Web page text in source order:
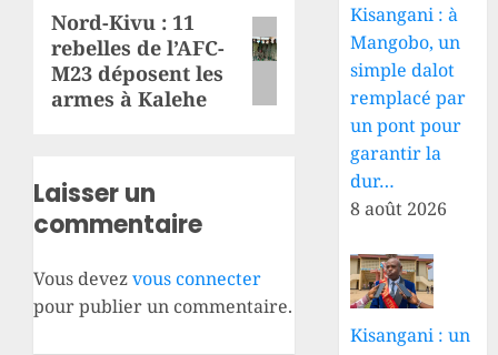
Article
suivant:
Nord-Kivu : 11
rebelles de l’AFC-
M23 déposent les
armes à Kalehe
Laisser un
commentaire
Vous devezvous connecter
pour publier un commentaire.
Kisangani : à
Mangobo, un
simple dalot
remplacé par
un pont pour
garantir la
dur…
8 août 2026
Kisangani : un